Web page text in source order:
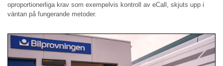
oproportionerliga krav som exempelvis kontroll av eCall, skjuts upp i
väntan på fungerande metoder.